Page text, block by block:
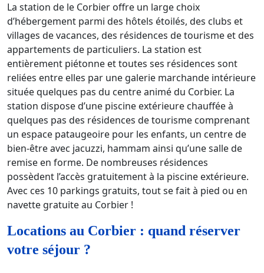
La station de le Corbier offre un large choix
d’hébergement parmi des hôtels étoilés, des clubs et
villages de vacances, des résidences de tourisme et des
appartements de particuliers. La station est
entièrement piétonne et toutes ses résidences sont
reliées entre elles par une galerie marchande intérieure
située quelques pas du centre animé du Corbier. La
station dispose d’une piscine extérieure chauffée à
quelques pas des résidences de tourisme comprenant
un espace pataugeoire pour les enfants, un centre de
bien-être avec jacuzzi, hammam ainsi qu’une salle de
remise en forme. De nombreuses résidences
possèdent l’accès gratuitement à la piscine extérieure.
Avec ces 10 parkings gratuits, tout se fait à pied ou en
navette gratuite au Corbier !
Locations au Corbier : quand réserver
votre séjour ?